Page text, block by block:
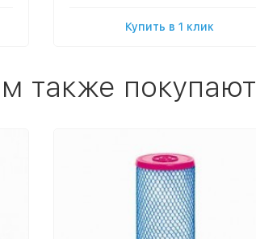
Купить в 1 клик
также покупают